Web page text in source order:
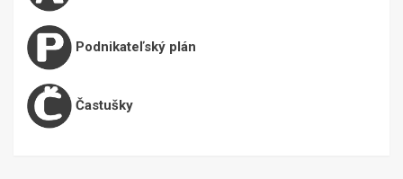
Podnikateľský plán
Častušky